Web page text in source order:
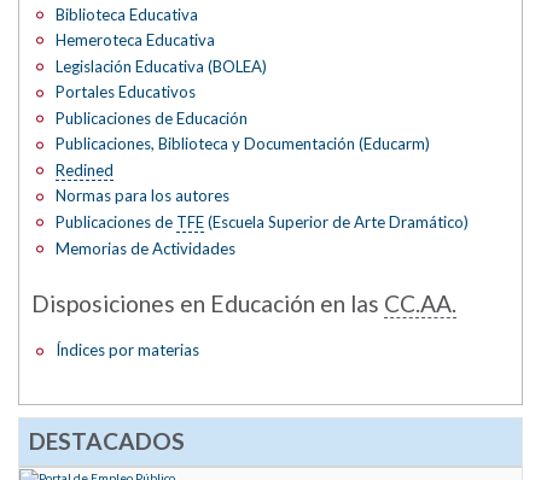
Biblioteca Educativa
Hemeroteca Educativa
Legislación Educativa (BOLEA)
Portales Educativos
Publicaciones de Educación
Publicaciones, Biblioteca y Documentación (Educarm)
Redined
Normas para los autores
Publicaciones de TFE(Escuela Superior de Arte Dramático)
Memorias de Actividades
Disposiciones en Educación en las CC.AA.
Índices por materias
DESTACADOS